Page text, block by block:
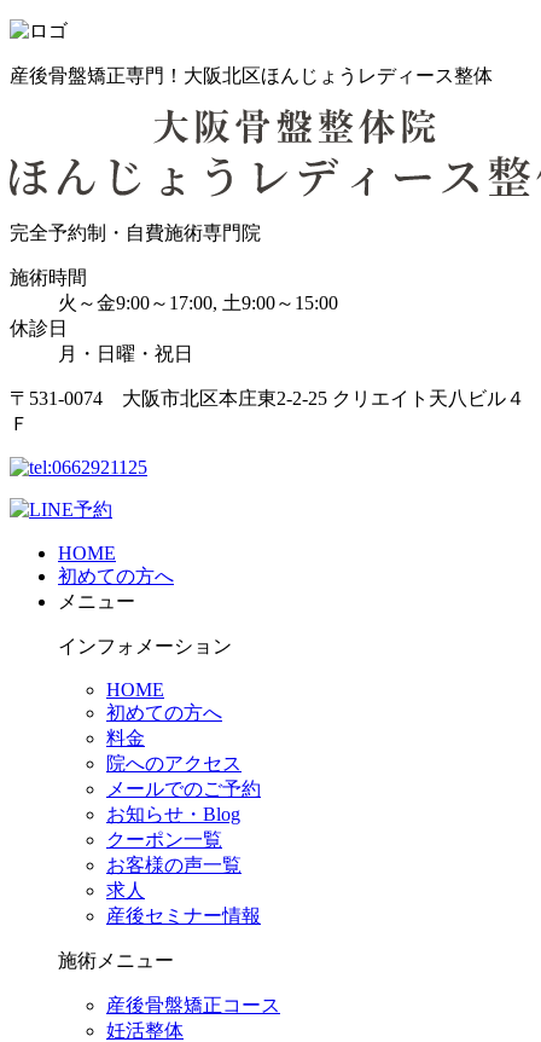
産後骨盤矯正専門！大阪北区ほんじょうレディース整体
完全予約制・自費施術専門院
施術時間
火～金9:00～17:00, 土9:00～15:00
休診日
月・日曜・祝日
〒531-0074 大阪市北区本庄東2-2-25 クリエイト天八ビル４
Ｆ
HOME
初めての方へ
メニュー
インフォメーション
HOME
初めての方へ
料金
院へのアクセス
メールでのご予約
お知らせ・Blog
クーポン一覧
お客様の声一覧
求人
産後セミナー情報
施術メニュー
産後骨盤矯正コース
妊活整体